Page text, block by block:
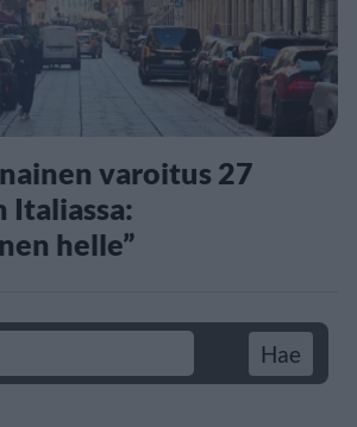
varoitus 27
Italiassa:
helle”